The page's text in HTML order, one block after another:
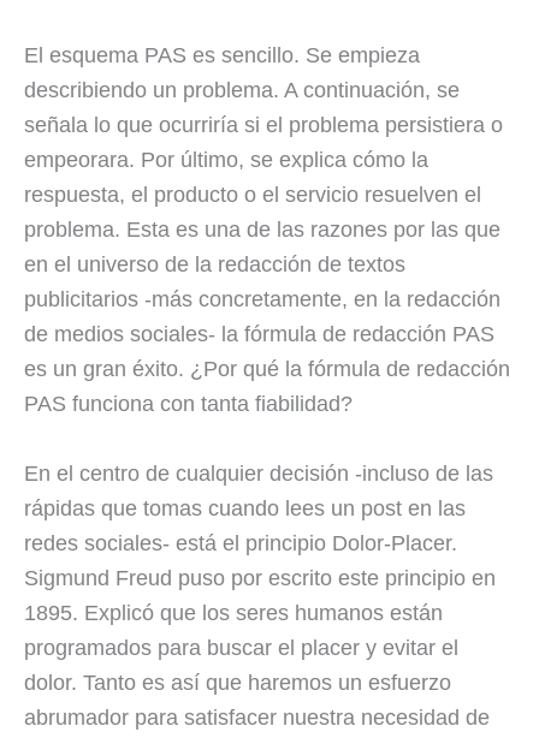
El esquema PAS es sencillo. Se empieza
describiendo un problema. A continuación, se
señala lo que ocurriría si el problema persistiera o
empeorara. Por último, se explica cómo la
respuesta, el producto o el servicio resuelven el
problema. Esta es una de las razones por las que
en el universo de la redacción de textos
publicitarios -más concretamente, en la redacción
de medios sociales- la fórmula de redacción PAS
es un gran éxito. ¿Por qué la fórmula de redacción
PAS funciona con tanta fiabilidad?
En el centro de cualquier decisión -incluso de las
rápidas que tomas cuando lees un post en las
redes sociales- está el principio Dolor-Placer.
Sigmund Freud puso por escrito este principio en
1895. Explicó que los seres humanos están
programados para buscar el placer y evitar el
dolor. Tanto es así que haremos un esfuerzo
abrumador para satisfacer nuestra necesidad de